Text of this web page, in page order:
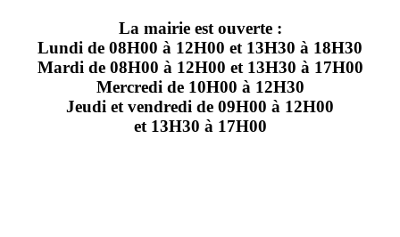
La mairie est ouverte :
Lundi de 08H00 à 12H00 et 13H30 à 18H30
Mardi de 08H00 à 12H00 et 13H30 à 17H00
Mercredi de 10H00 à 12H30
Jeudi et vendredi de 09H00 à 12H00
et 13H30 à 17H00